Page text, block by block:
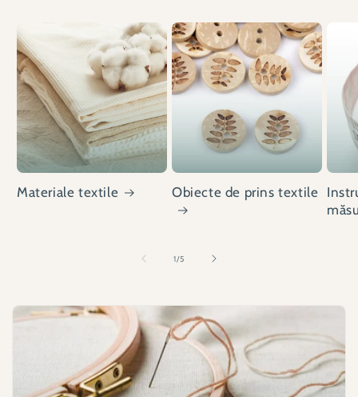
Materiale textile Obiecte de prins textile
1/din
5